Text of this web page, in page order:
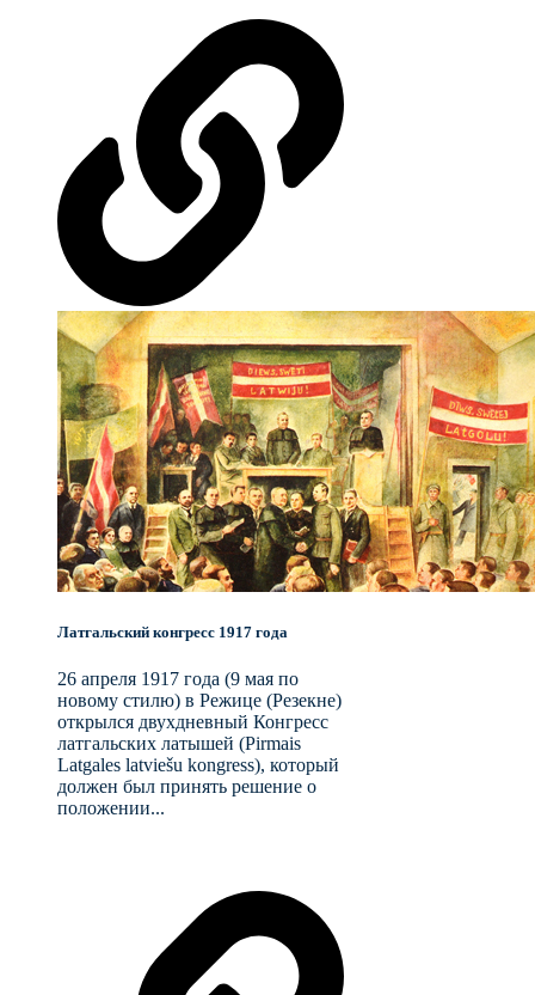
Латгальский конгресс 1917 года
26 апреля 1917 года (9 мая по
новому стилю) в Режице (Резекне)
открылся двухдневный Конгресс
латгальских латышей (Pirmais
Latgales latviešu kongress), который
должен был принять решение о
положении...